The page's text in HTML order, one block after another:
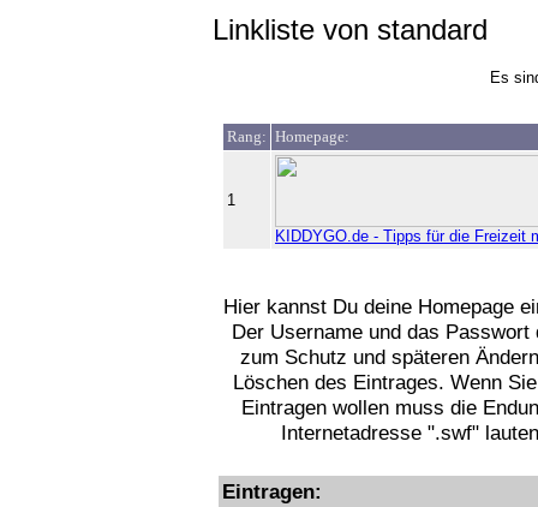
Linkliste von standard
Es
Rang: Homepage:
1
KIDDYGO.de - Tipps für die Freizeit
Hier kannst Du deine Homepage
Der Username und das Passwort
zum Schutz und späteren
Löschen des Eintrages. Wenn
Eintragen wollen muss die
Internetadresse ".swf"
Eintragen: